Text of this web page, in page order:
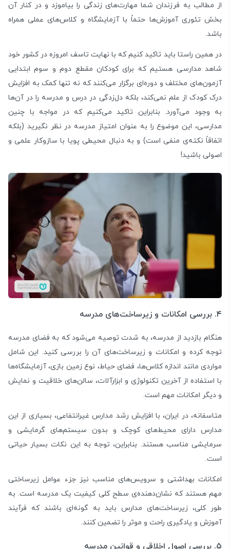
از مطالب به فرزندان شما مهارت‌های زندگی را بیاموزد و در کنار آن
بخش تئوری آموزش‌ها حتماً با آزمایشگاه و کلاس‌های عملی همراه
باشد.
در همین راستا باید تاکید کنیم که با نهایت تاسف امروزه در کشور خود
شاهد مدارسی هستیم که برای کودکان مقطع دوم و سوم ابتدایی
آزمون‌های مختلف و دوره‌ای برگزار می‌کنند که نه تنها کمک به افزایش
درک کودک از علم نمی‌کند، بلکه دل‌زدگی در درس و مدرسه را در آن‌ها
به وجود می‌آورد. بنابراین تاکید می‌کنیم که در مواجه با چنین
مدارسی، این موضوع را به عنوان امتیاز مدرسه در نظر نگیرید (بلکه
اتفاقاً نکته‌ی منفی است) و به دنبال محیطی پویا با سازوکار علمی و
اصولی باشید!
۴. بررسی امکانات و زیرساخت‌های مدرسه
هنگام بازدید از مدرسه، به شدت توصیه می‌شود که به فضای مدرسه
توجه کرده و امکانات و زیرساخت‌های آن را بررسی کنید. این شامل
مواردی مانند اندازه کلاس‌ها، فضای حیاط، نوع زمین بازی، آزمایشگاه‌ها
با استفاده از آخرین تکنولوژی و ابزارآلات، سالن‌های خلاقیت و نمایش
و دیگر امکانات مهم است.
متاسفانه، در ایران، با افزایش رشد مدارس غیرانتفاعی، بسیاری از این
مدارس دارای محیط‌های کوچک و بدون سیستم‌های گرمایشی و
سرمایشی مناسب هستند. بنابراین، توجه به این نکات بسیار حیاتی
است.
امکانات بهداشتی و سرویس‌های مناسب نیز جزء عوامل زیرساختی
مهم هستند که نشان‌دهنده‌ی سطح کلی کیفیت یک مدرسه است. به
طور کلی، زیرساخت‌های مدارس باید به گونه‌ای باشند که فرآیند
آموزش و یادگیری راحت و موثر را تضمین کنند.
۵. بررسی اصول اخلاقی و قوانین مدرسه